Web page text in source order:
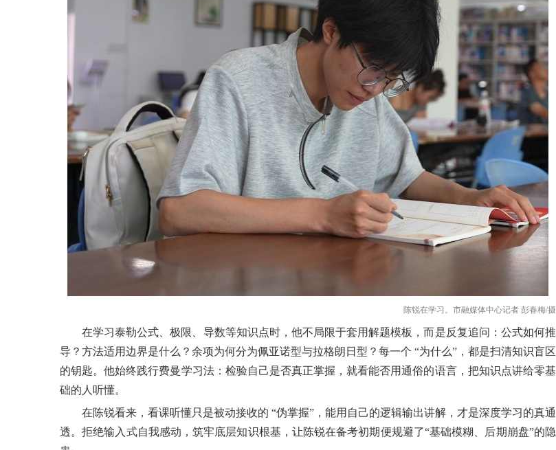
陈锐在学习。市融媒体中心记者 彭春梅/摄
在学习泰勒公式、极限、导数等知识点时，他不局限于套用解题模板，而是反复追问：公式如何推
导？方法适用边界是什么？余项为何分为佩亚诺型与拉格朗日型？每一个 “为什么”，都是扫清知识盲区
的钥匙。他始终践行费曼学习法：检验自己是否真正掌握，就看能否用通俗的语言，把知识点讲给零基
础的人听懂。
在陈锐看来，看课听懂只是被动接收的 “伪掌握”，能用自己的逻辑输出讲解，才是深度学习的真通
透。拒绝输入式自我感动，筑牢底层知识根基，让陈锐在备考初期便规避了“基础模糊、后期崩盘”的隐